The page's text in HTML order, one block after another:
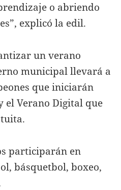
o abriendo
explicó la edil.
un verano
municipal llevará a
que iniciarán
el Verano Digital que
participarán en
básquetbol, boxeo,